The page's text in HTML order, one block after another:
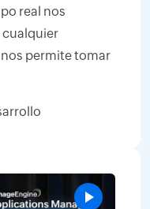
real nos
permite tomar